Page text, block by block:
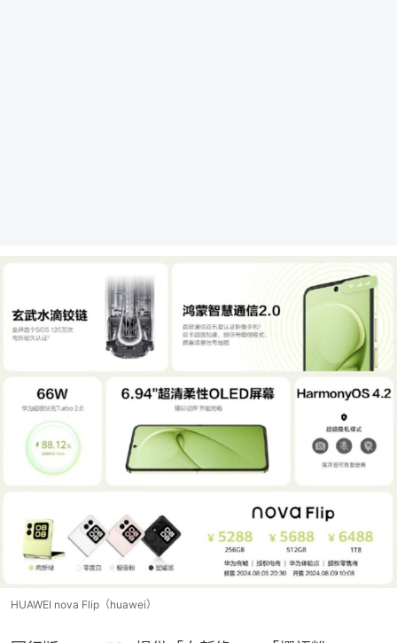
HUAWEI nova Flip（huawei）